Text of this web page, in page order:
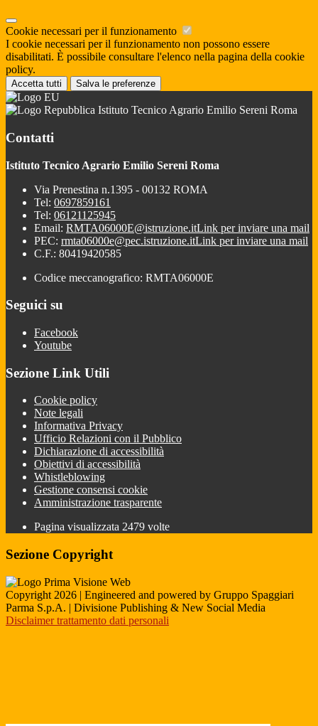
Cookie necessari per il funzionamento
I cookie necessari per il funzionamento non possono essere
disabilitati. È possibile consultare l'elenco nella pagina della cookie
policy.
Accetta tutti Salva le preferenze
Istituto Tecnico Agrario Emilio Sereni Roma
Contatti
Istituto Tecnico Agrario Emilio Sereni Roma
Via Prenestina n.1395 - 00132 ROMA
Tel: 0697859161
Tel: 06121125945
Email: RMTA06000E@istruzione.itLink per inviare una mail
PEC: rmta06000e@pec.istruzione.itLink per inviare una mail
C.F.: 80419420585
Codice meccanografico: RMTA06000E
Seguici su
Facebook
Youtube
Sezione Link Utili
Cookie policy
Note legali
Informativa Privacy
Ufficio Relazioni con il Pubblico
Dichiarazione di accessibilità
Obiettivi di accessibilità
Whistleblowing
Gestione consensi cookie
Amministrazione trasparente
Pagina visualizzata 2479 volte
Sezione Copyright
Copyright 2026 | Engineered and powered by Gruppo Spaggiari
Parma S.p.A. | Divisione Publishing & New Social Media
Disclaimer trattamento dati personali